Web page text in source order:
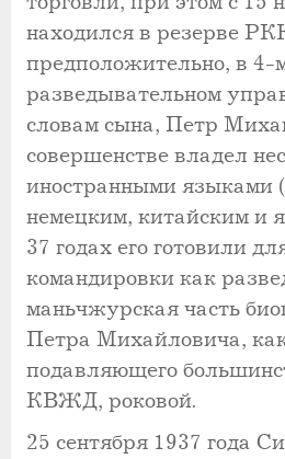
находился в резерве
предположительно, в 4-
разведывательном
словам сына, Петр
совершенстве владел
иностранными языками
немецким, китайским и
37 годах его готовили
командировки как
маньчжурская часть
Петра Михайловича,
подавляющего
КВЖД, роковой.
25 сентября 1937 года